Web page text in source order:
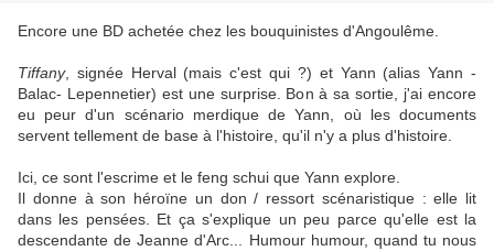
Encore une BD achetée chez les bouquinistes d'Angoulême.
Tiffany, signée Herval (mais c'est qui ?) et Yann (alias Yann -
Balac- Lepennetier) est une surprise. Bon à sa sortie, j'ai encore
eu peur d'un scénario merdique de Yann, où les documents
servent tellement de base à l'histoire, qu'il n'y a plus d'histoire.
Ici, ce sont l'escrime et le feng schui que Yann explore.
Il donne à son héroïne un don / ressort scénaristique : elle lit
dans les pensées. Et ça s'explique un peu parce qu'elle est la
descendante de Jeanne d'Arc... Humour humour, quand tu nous